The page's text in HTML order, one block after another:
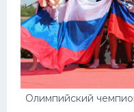
Олимпийский